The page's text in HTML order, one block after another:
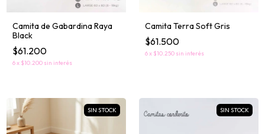
Camita de Gabardina Raya
Black
$61.200
6x $10.200 sin interés
Camita Terra Soft Gris
$61.500
6x $10.250 sin interés
SIN STOCK SIN STOCK